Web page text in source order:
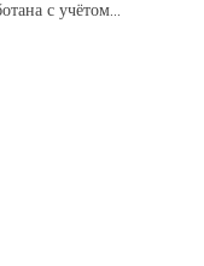
с учётом...